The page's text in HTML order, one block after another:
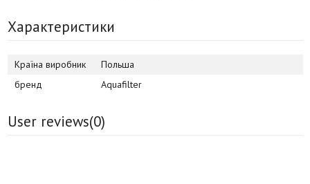
Характеристики
Країна виробник
Польша
бренд
Aquafilter
User reviews(0)